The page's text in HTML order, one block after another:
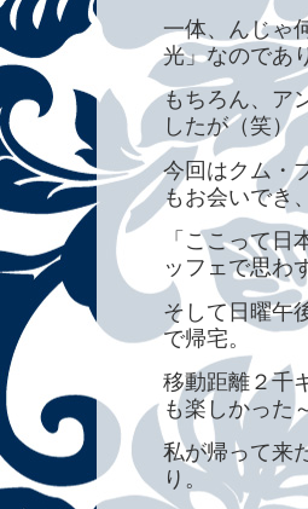
一体、んじゃ
光」なのであ
もちろん、ア
したが（笑）
今回はクム・
もお会いでき、
「ここって
ッフェで思わ
そして日曜午
で帰宅。
移動距離２千
も楽しかった
私が帰って来
り。